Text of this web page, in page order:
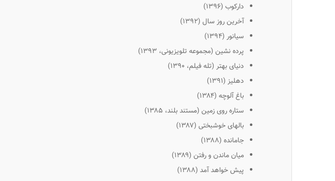
دارکوب (۱۳۹۶)
آخرین روز سال (۱۳۹۲)
سیانور (۱۳۹۴)
پرده نشین (مجموعه تلویزیونی، ۱۳۹۳)
دنیای بهتر (تله فیلم، ۱۳۹۰)
دهلیز (۱۳۹۱)
باغ آلوچه (۱۳۸۴)
ستاره روی زمین (مستند بلند، ۱۳۸۵)
بالهای خوشبختی (۱۳۸۷)
جامانده (۱۳۸۸)
میان ماندن و رفتن (۱۳۸۹)
پیش خواهد آمد (۱۳۸۸)